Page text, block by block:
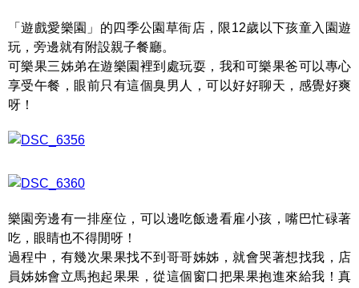
「遊戲愛樂園」的四季公園草衙店，限12歲以下孩童入園遊
玩，旁邊就有附設親子餐廳。
可樂果三姊弟在遊樂園裡到處玩耍，我和可樂果爸可以專心
享受午餐，眼前只有這個臭男人，可以好好聊天，感覺好爽
呀！
樂園旁邊有一排座位，可以邊吃飯邊看雇小孩，嘴巴忙碌著
吃，眼睛也不得閒呀！
過程中，有幾次果果找不到哥哥姊姊，就會哭著想找我，店
員姊姊會立馬抱起果果，從這個窗口把果果抱進來給我！真